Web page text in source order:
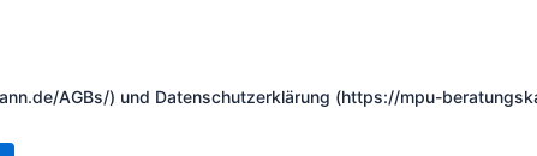
AGBs/) und Datenschutzerklärung (https://mpu-